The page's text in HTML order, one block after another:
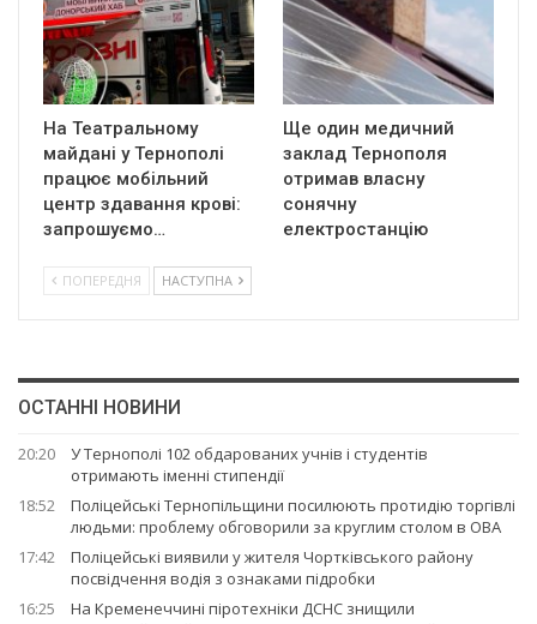
На Театральному
майдані у Тернополі
працює мобільний
центр здавання крові:
запрошуємо…
Ще один медичний
заклад Тернополя
отримав власну
сонячну
електростанцію
ПОПЕРЕДНЯ НАСТУПНА
ОСТАННІ НОВИНИ
20:20
У Тернополі 102 обдарованих учнів і студентів
отримають іменні стипендії
18:52
Поліцейські Тернопільщини посилюють протидію торгівлі
людьми: проблему обговорили за круглим столом в ОВА
17:42
Поліцейські виявили у жителя Чортківського району
посвідчення водія з ознаками підробки
16:25
На Кременеччині піротехніки ДСНС знищили